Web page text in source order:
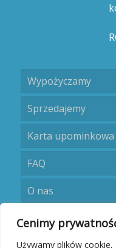
Cenimy
Używamy plików
Wypożyczamy
Sprzedajemy
Karta upominkowa
FAQ
O nas
Umów się